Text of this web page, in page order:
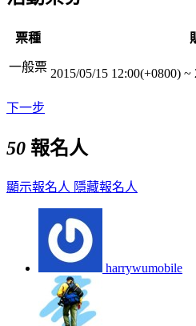
票種
一般票 2015/05/15 12:00(+0800) ~
下一步
50 報名人
顯示報名人 隱藏報名人
harrywumobile